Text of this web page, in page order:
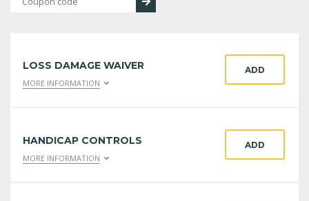
LOSS DAMAGE WAIVER
MORE INFORMATION
ADD
HANDICAP CONTROLS
MORE INFORMATION
ADD